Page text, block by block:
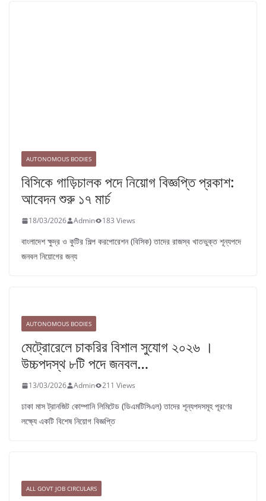
AUTONOMOUS BODIES
বিসিকে গাড়িচালক পদে নিয়োগ বিজ্ঞপ্তি প্রকাশ:
আবেদন শুরু ১৭ মার্চ
18/03/2026 Admin 183 Views
বাংলাদেশ ক্ষুদ্র ও কুটির শিল্প করপোরেশন (বিসিক) তাদের রাজস্ব খাতভুক্ত শূন্যপদে
জনবল নিয়োগের জন্য
AUTONOMOUS BODIES
মেট্রোরেলে চাকরির বিশাল সুযোগ ২০২৬ ।
উচ্চপদস্থ ৮টি পদে জনবল…
13/03/2026 Admin 211 Views
ঢাকা মাস ট্রানজিট কোম্পানি লিমিটেড (ডিএমটিসিএল) তাদের শূন্যপদসমূহ পূরণের
লক্ষ্যে একটি বিশেষ নিয়োগ বিজ্ঞপ্তি
ALL GOVT JOB CIRCULARS